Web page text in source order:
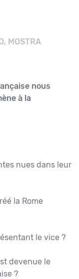
MOSTRA
nous
à la
nues dans leur
la Rome
le vice ?
devenue le
?